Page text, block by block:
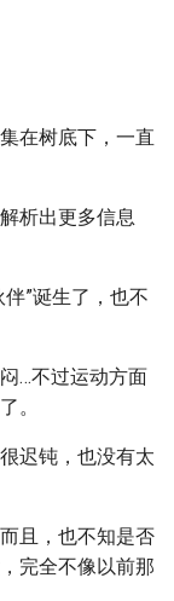
在树底下，一直
析出更多信息
”诞生了，也不
…不过运动方面
。
迟钝，也没有太
且，也不知是否
完全不像以前那